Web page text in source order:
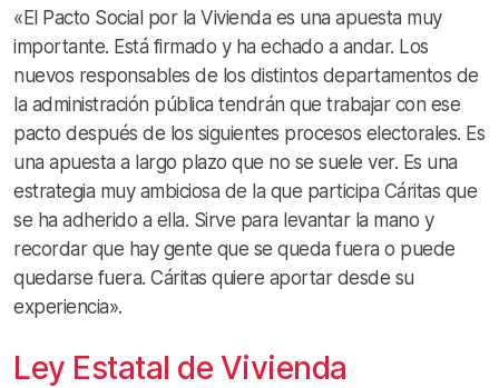
«El Pacto Social por la Vivienda es una apuesta muy
importante. Está firmado y ha echado a andar. Los
nuevos responsables de los distintos departamentos de
la administración pública tendrán que trabajar con ese
pacto después de los siguientes procesos electorales. Es
una apuesta a largo plazo que no se suele ver. Es una
estrategia muy ambiciosa de la que participa Cáritas que
se ha adherido a ella. Sirve para levantar la mano y
recordar que hay gente que se queda fuera o puede
quedarse fuera. Cáritas quiere aportar desde su
experiencia».
Ley Estatal de Vivienda